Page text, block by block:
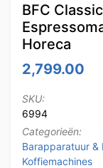
BFC
Horeca
2,799.00
SKU:
6994
Categorieën:
Barapparatuur &
Koffiemachines